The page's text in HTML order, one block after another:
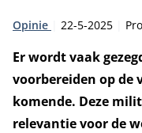
Type:
Opinie 22-5-2025
Er wordt vaak
voorbereiden op de
komende. Deze
relevantie voor de